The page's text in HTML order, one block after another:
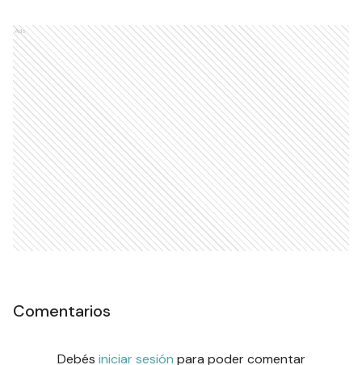
Ads
Comentarios
Debés iniciar sesión para poder comentar